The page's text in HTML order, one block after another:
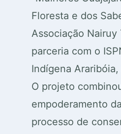
Floresta e dos
Associação Nairuy
parceria com o
Indígena
O projeto
empoderamento
processo de